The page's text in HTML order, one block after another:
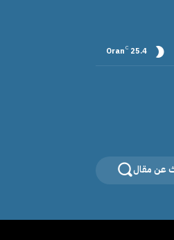
25.4
C
Oran
عن مقال